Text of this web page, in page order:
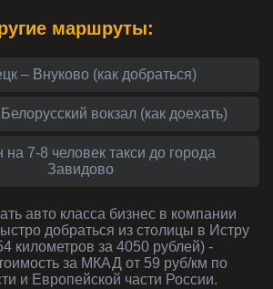
маршруты:
– Внуково (как добраться)
вокзал (как доехать)
на 7-8 человек такси до города
Завидово
авто класса бизнес в компании
добраться из столицы в Истру
километров за 4050 рублей) -
за МКАД от 59 руб/км по
и Европейской части России.